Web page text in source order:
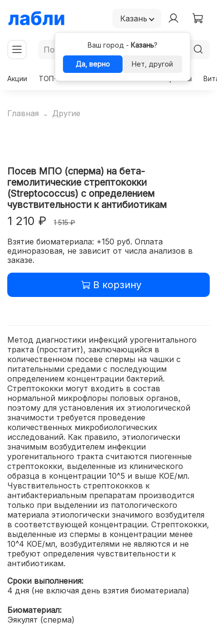
Казань
Ваш город - Казань?
Да, верно
Нет, другой
Акции
ТОП-50 Гормоны
Главная Другие
Посев МПО (сперма) на бета-
гемолитические стрептококки
(Streptococcus) с определением
чувcтвительности к антибиотикам
1 210 ₽ 1 515 ₽
Взятие биоматериала: +150 руб. Оплата
единоразовая, не зависит от числа анализов в
заказе.
В корзину
Метод диагностики инфекций урогенитального
тракта (простатит), заключающийся в
количественном посеве спермы на чашки с
питательными средами с последующим
определением концентрации бактерий.
Стрептококки могут входить в состав
нормальной микрофлоры половых органов,
поэтому для установления их этиологической
значимости требуется проведение
количественных микробиологических
исследований. Как правило, этиологически
значимым возбудителем инфекции
урогенитального тракта считаются пиогенные
стрептококки, выделенные из клинического
образца в концентрации 10^5 и выше КОЕ/мл.
Чувствительность стрептококков к
антибактериальным препаратам производится
только при выделении из патологического
материала этиологически значимого возбудителя
в соответствующей концентрации. Стрептококки,
выделенные из спермы в концентрации менее
10^4 КОЕ/мл, возбудителями не являются и не
требуют определения чувствительности к
антибиотикам.
Сроки выполнения:
4 дня (не включая день взятия биоматериала)
Биоматериал:
Эякулят (сперма)